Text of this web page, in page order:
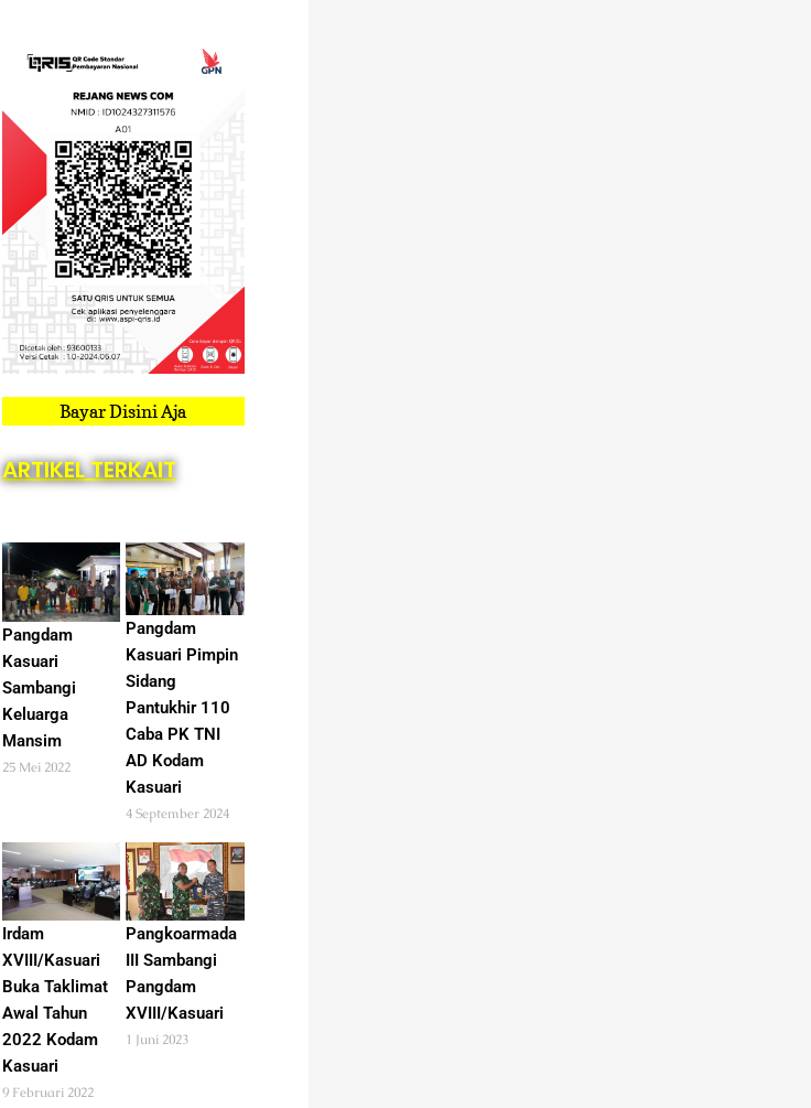
Bayar Disini Aja
ARTIKEL TERKAIT
Pangdam
Kasuari
Sambangi
Keluarga
Mansim
25 Mei 2022
Pangdam
Kasuari Pimpin
Sidang
Pantukhir 110
Caba PK TNI
AD Kodam
Kasuari
4 September 2024
Irdam
XVIII/Kasuari
Buka Taklimat
Awal Tahun
2022 Kodam
Kasuari
9 Februari 2022
Pangkoarmada
III Sambangi
Pangdam
XVIII/Kasuari
1 Juni 2023